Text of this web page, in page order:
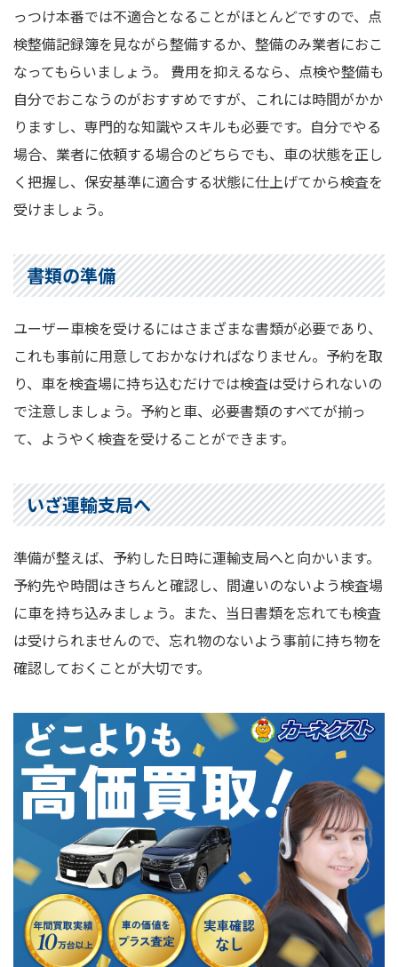
っつけ本番では不適合となることがほとんどですので、点
検整備記録簿を見ながら整備するか、整備のみ業者におこ
なってもらいましょう。 費用を抑えるなら、点検や整備も
自分でおこなうのがおすすめですが、これには時間がかか
りますし、専門的な知識やスキルも必要です。自分でやる
場合、業者に依頼する場合のどちらでも、車の状態を正し
く把握し、保安基準に適合する状態に仕上げてから検査を
受けましょう。
書類の準備
ユーザー車検を受けるにはさまざまな書類が必要であり、
これも事前に用意しておかなければなりません。予約を取
り、車を検査場に持ち込むだけでは検査は受けられないの
で注意しましょう。予約と車、必要書類のすべてが揃っ
て、ようやく検査を受けることができます。
いざ運輸支局へ
準備が整えば、予約した日時に運輸支局へと向かいます。
予約先や時間はきちんと確認し、間違いのないよう検査場
に車を持ち込みましょう。また、当日書類を忘れても検査
は受けられませんので、忘れ物のないよう事前に持ち物を
確認しておくことが大切です。